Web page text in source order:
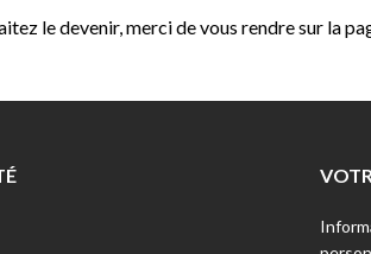
le devenir, merci de vous rendre sur la